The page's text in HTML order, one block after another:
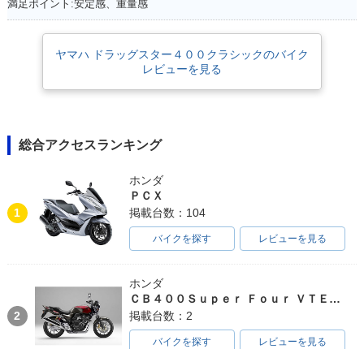
満足ポイント:安定感、重量感
ヤマハ ドラッグスター４００クラシックのバイク
レビューを見る
総合アクセスランキング
1
ホンダ
ＰＣＸ
掲載台数：104
バイクを探す レビューを見る
2
ホンダ
ＣＢ４００Ｓｕｐｅｒ Ｆｏｕｒ ＶＴＥＣ ＳＰＥＣ３
掲載台数：2
バイクを探す レビューを見る